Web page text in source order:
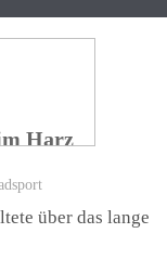
Harz
über das lange